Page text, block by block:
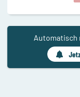
Automatisch